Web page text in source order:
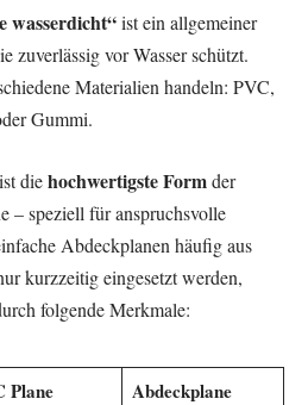
wasserdicht“ist ein allgemeiner
zuverlässig vor Wasser schützt.
Materialien handeln: PVC,
Gummi.
diehochwertigste Formder
– speziell für anspruchsvolle
Abdeckplanen häufig aus
kurzzeitig eingesetzt werden,
folgende Merkmale:
Plane
Abdeckplane